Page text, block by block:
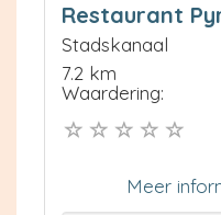
Restaurant
Stadskanaal
7.2 km
Waardering:
Meer